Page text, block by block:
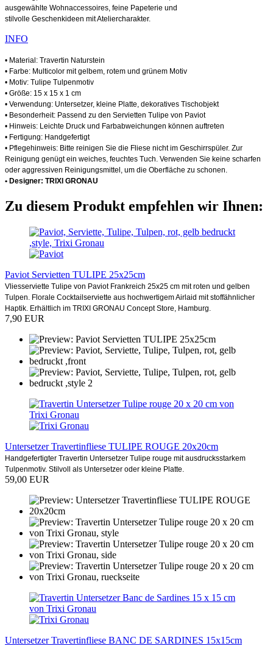
ausgewählte Wohnaccessoires, feine Papeterie und
stilvolle Geschenkideen mit Ateliercharakter.
INFO
• Material: Travertin Naturstein
• Farbe: Multicolor mit gelbem, rotem und grünem Motiv
• Motiv: Tulipe Tulpenmotiv
• Größe: 15 x 15 x 1 cm
• Verwendung: Untersetzer, kleine Platte, dekoratives Tischobjekt
• Besonderheit: Passend zu den Servietten Tulipe von Paviot
• Hinweis: Leichte Druck und Farbabweichungen können auftreten
• Fertigung: Handgefertigt
• Pflegehinweis: Bitte reinigen Sie die Fliese nicht im Geschirrspüler. Zur
Reinigung genügt ein weiches, feuchtes Tuch. Verwenden Sie keine scharfen
oder aggressiven Reinigungsmittel, um die Oberfläche zu schonen.
• Designer: TRIXI GRONAU
Zu diesem Produkt empfehlen wir Ihnen:
Paviot Servietten TULIPE 25x25cm
Vliesserviette Tulipe von Paviot Frankreich 25x25 cm mit roten und gelben
Tulpen. Florale Cocktailserviette aus hochwertigem Airlaid mit stoffähnlicher
Haptik. Erhältlich im TRIXI GRONAU Concept Store, Hamburg.
7,90 EUR
Untersetzer Travertinfliese TULIPE ROUGE 20x20cm
Handgefertigter Travertin Untersetzer Tulipe rouge mit ausdrucksstarkem
Tulpenmotiv. Stilvoll als Untersetzer oder kleine Platte.
59,00 EUR
Untersetzer Travertinfliese BANC DE SARDINES 15x15cm